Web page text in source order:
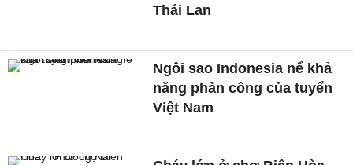
Thái Lan
Ngôi sao Indonesia nể khả
năng phản công của tuyển
Việt Nam